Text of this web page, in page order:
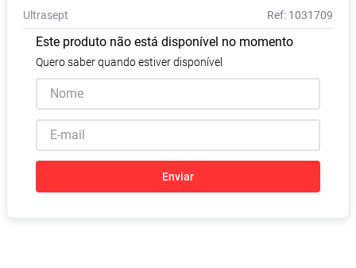
Ultrasept : 1031709
Este produto não está disponível no momento
Quero saber quando estiver disponível
Enviar
8º Absorvente
9º Lavitan
10º Vitamina D